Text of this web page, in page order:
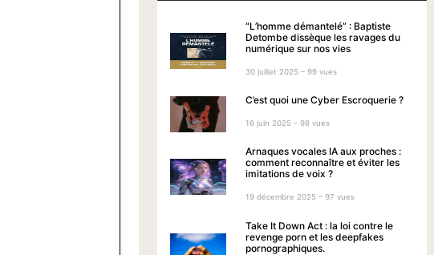
“L’homme démantelé” : Baptiste
Detombe dissèque les ravages du
numérique sur nos vies
30 juillet 2025 – 99 vues
C’est quoi une Cyber Escroquerie ?
16 juin 2025 – 98 vues
Arnaques vocales IA aux proches :
comment reconnaître et éviter les
imitations de voix ?
19 décembre 2025 – 97 vues
Take It Down Act : la loi contre le
revenge porn et les deepfakes
pornographiques.